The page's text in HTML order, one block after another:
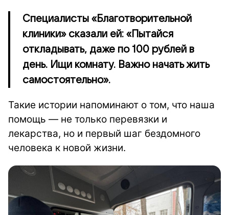
Специалисты «Благотворительной
клиники» сказали ей: «Пытайся
откладывать, даже по 100 рублей в
день. Ищи комнату. Важно начать жить
самостоятельно».
Такие истории напоминают о том, что наша
помощь — не только перевязки и
лекарства, но и первый шаг бездомного
человека к новой жизни.